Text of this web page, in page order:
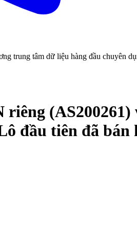
trung tâm dữ liệu hàng đầu chuyên
đầu tiên đã bán